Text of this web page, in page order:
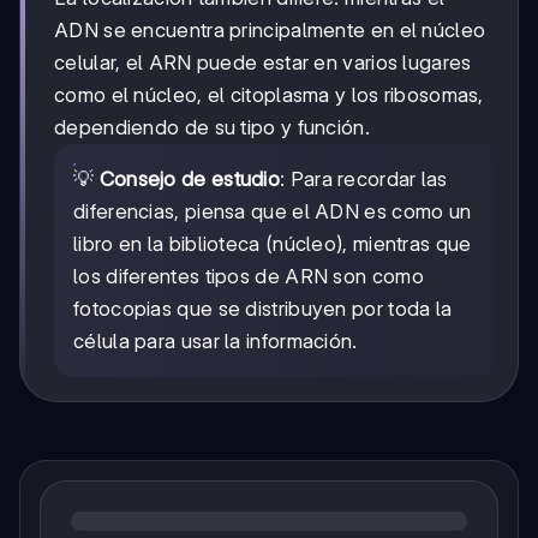
ADN se encuentra principalmente en el núcleo
celular, el ARN puede estar en varios lugares
como el núcleo, el citoplasma y los ribosomas,
dependiendo de su tipo y función.
💡 Consejo de estudio: Para recordar las
diferencias, piensa que el ADN es como un
libro en la biblioteca (núcleo), mientras que
los diferentes tipos de ARN son como
fotocopias que se distribuyen por toda la
célula para usar la información.